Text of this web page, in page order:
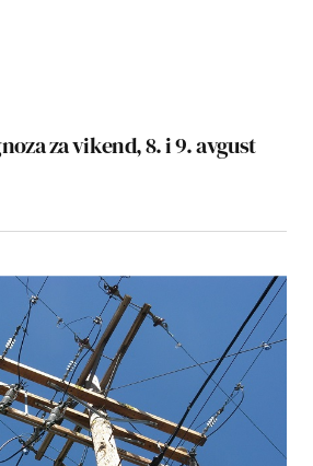
za vikend, 8. i 9. avgust